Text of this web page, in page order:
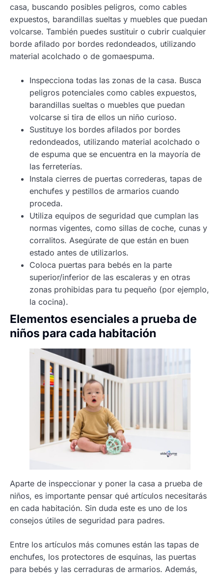
casa, buscando posibles peligros, como cables
expuestos, barandillas sueltas y muebles que puedan
volcarse. También puedes sustituir o cubrir cualquier
borde afilado por bordes redondeados, utilizando
material acolchado o de gomaespuma.
Inspecciona todas las zonas de la casa. Busca
peligros potenciales como cables expuestos,
barandillas sueltas o muebles que puedan
volcarse si tira de ellos un niño curioso.
Sustituye los bordes afilados por bordes
redondeados, utilizando material acolchado o
de espuma que se encuentra en la mayoría de
las ferreterías.
Instala cierres de puertas correderas, tapas de
enchufes y pestillos de armarios cuando
proceda.
Utiliza equipos de seguridad que cumplan las
normas vigentes, como sillas de coche, cunas y
corralitos. Asegúrate de que están en buen
estado antes de utilizarlos.
Coloca puertas para bebés en la parte
superior/inferior de las escaleras y en otras
zonas prohibidas para tu pequeño (por ejemplo,
la cocina).
Elementos esenciales a prueba de
niños para cada habitación
Aparte de inspeccionar y poner la casa a prueba de
niños, es importante pensar qué artículos necesitarás
en cada habitación. Sin duda este es uno de los
consejos útiles de seguridad para padres.
Entre los artículos más comunes están las tapas de
enchufes, los protectores de esquinas, las puertas
para bebés y las cerraduras de armarios. Además,